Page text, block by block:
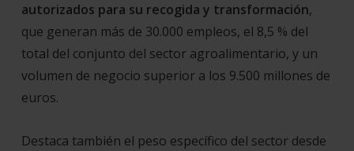
autorizados para su recogida y transformación,
que generan más de 30.000 empleos, el 8,5 % del
total del conjunto del sector agroalimentario, y un
volumen de negocio superior a los 9.500 millones de
euros.
Destaca también el peso específico del sector desde